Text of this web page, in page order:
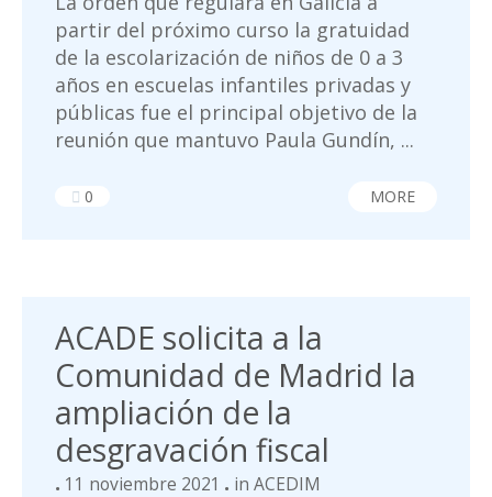
partir del próximo curso la gratuidad
de la escolarización de niños de 0 a 3
años en escuelas infantiles privadas y
públicas fue el principal objetivo de la
reunión que mantuvo Paula Gundín, ...
0 MORE
ACADE solicita a la
Comunidad de Madrid la
ampliación de la
desgravación fiscal
11 noviembre 2021 in ACEDIM